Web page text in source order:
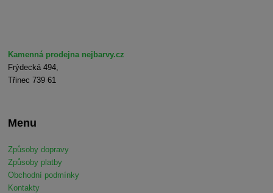
Kamenná prodejna nejbarvy.cz
Frýdecká 494,
Třinec 739 61
Menu
Způsoby dopravy
Způsoby platby
Obchodní podmínky
Kontakty